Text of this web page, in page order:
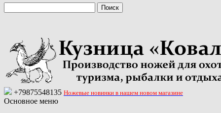
+79875548135 Ножевые новинки в нашем новом магазине
Основное меню